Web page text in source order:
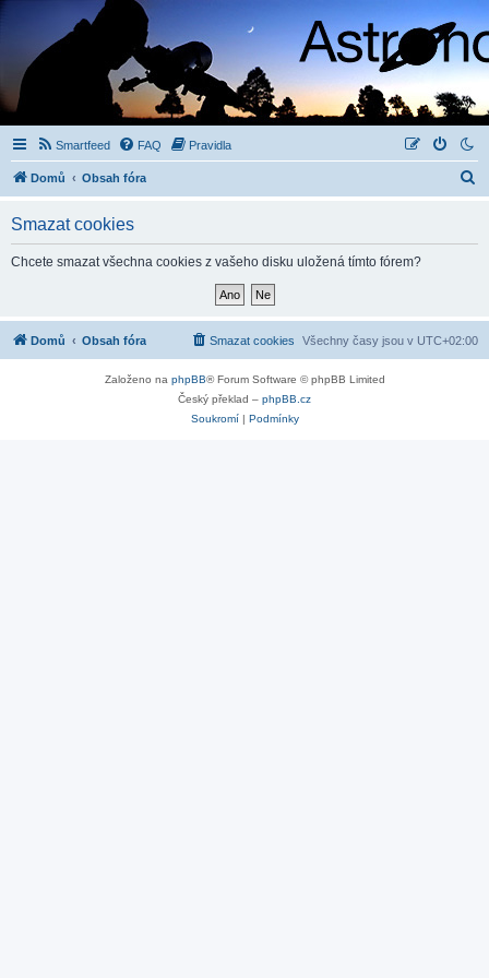
Smartfeed FAQ Pravidla
Domů Obsah fóra
Smazat cookies
Chcete smazat všechna cookies z vašeho disku uložená tímto fórem?
Domů Obsah fóra Všechny časy jsou v UTC+02:00
Smazat cookies
Založeno na phpBB® Forum Software © phpBB Limited
Český překlad – phpBB.cz
Soukromí| Podmínky